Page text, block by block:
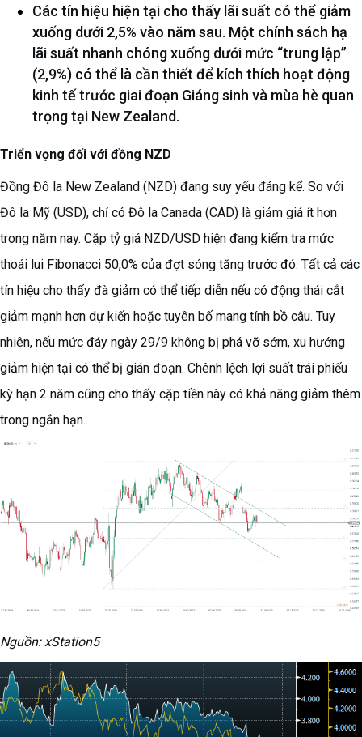
Các tín hiệu hiện tại cho thấy lãi suất có thể giảm
xuống dưới 2,5% vào năm sau. Một chính sách hạ
lãi suất nhanh chóng xuống dưới mức “trung lập”
(2,9%) có thể là cần thiết để kích thích hoạt động
kinh tế trước giai đoạn Giáng sinh và mùa hè quan
trọng tại New Zealand.
Triển vọng đối với đồng NZD
Đồng Đô la New Zealand (NZD) đang suy yếu đáng kể. So với
Đô la Mỹ (USD), chỉ có Đô la Canada (CAD) là giảm giá ít hơn
trong năm nay. Cặp tỷ giá NZD/USD hiện đang kiểm tra mức
thoái lui Fibonacci 50,0% của đợt sóng tăng trước đó. Tất cả các
tín hiệu cho thấy đà giảm có thể tiếp diễn nếu có động thái cắt
giảm mạnh hơn dự kiến hoặc tuyên bố mang tính bồ câu. Tuy
nhiên, nếu mức đáy ngày 29/9 không bị phá vỡ sớm, xu hướng
giảm hiện tại có thể bị gián đoạn. Chênh lệch lợi suất trái phiếu
kỳ hạn 2 năm cũng cho thấy cặp tiền này có khả năng giảm thêm
trong ngắn hạn.
Nguồn: xStation5